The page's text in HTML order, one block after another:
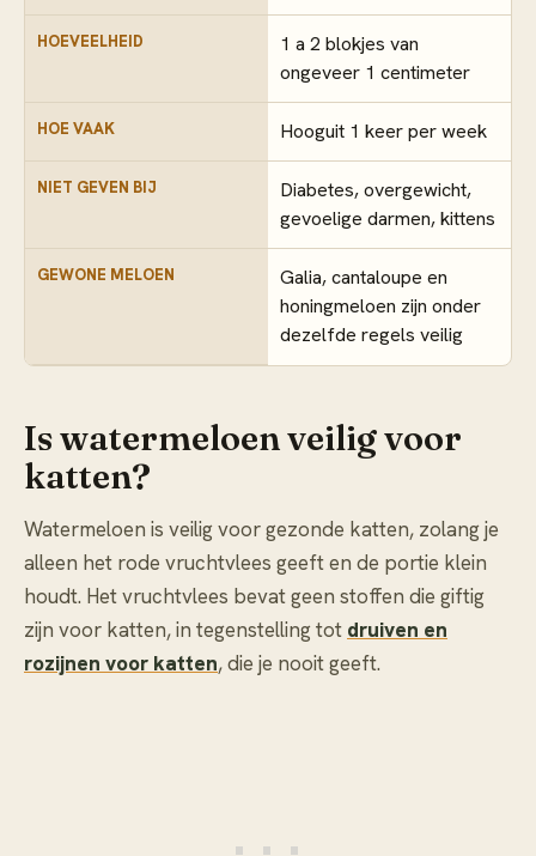
HOEVEELHEID
1 a 2 blokjes van
ongeveer 1 centimeter
HOE VAAK Hooguit 1 keer per week
NIET GEVEN BIJ
Diabetes, overgewicht,
gevoelige darmen, kittens
GEWONE MELOEN
Galia, cantaloupe en
honingmeloen zijn onder
dezelfde regels veilig
Is watermeloen veilig voor
katten?
Watermeloen is veilig voor gezonde katten, zolang je
alleen het rode vruchtvlees geeft en de portie klein
houdt. Het vruchtvlees bevat geen stoffen die giftig
zijn voor katten, in tegenstelling tot druiven en
rozijnen voor katten, die je nooit geeft.